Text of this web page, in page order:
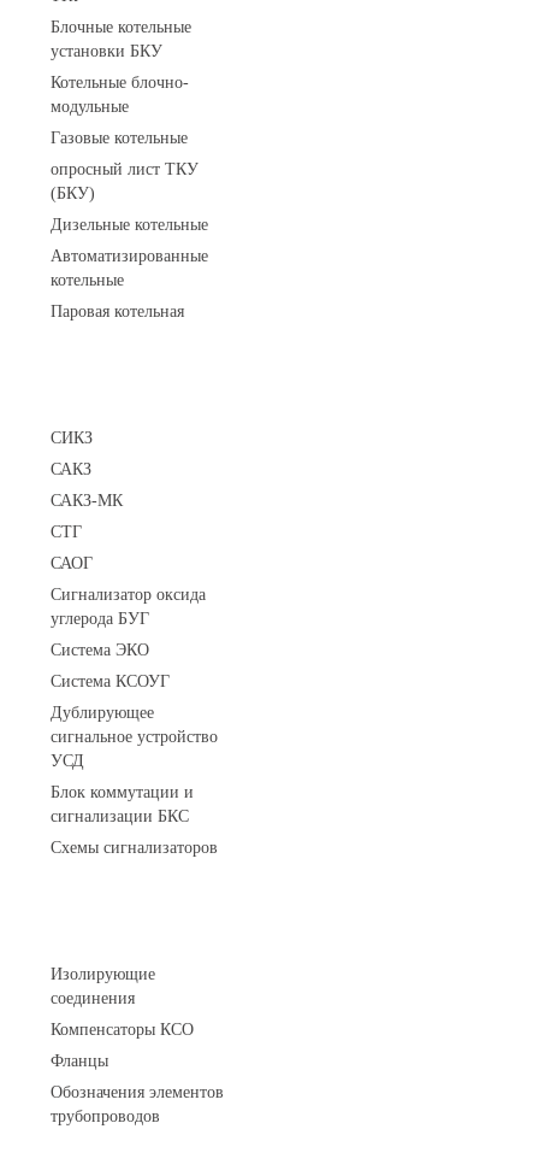
Блочные котельные
установки БКУ
Котельные блочно-
модульные
Газовые котельные
опросный лист ТКУ
(БКУ)
Дизельные котельные
Автоматизированные
котельные
Паровая котельная
СИКЗ
САКЗ
САКЗ-МК
СТГ
САОГ
Сигнализатор оксида
углерода БУГ
Система ЭКО
Система КСОУГ
Дублирующее
сигнальное устройство
УСД
Блок коммутации и
сигнализации БКС
Схемы сигнализаторов
Изолирующие
соединения
Компенсаторы КСО
Фланцы
Обозначения элементов
трубопроводов